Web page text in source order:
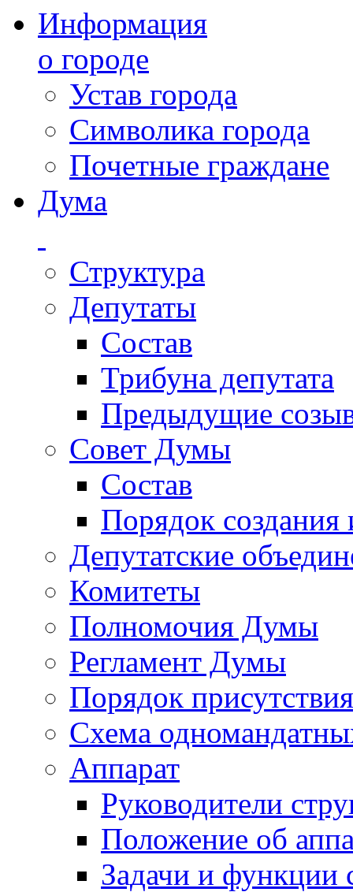
Информация
о городе
Устав города
Символика города
Почетные граждане
Дума
Структура
Депутаты
Состав
Трибуна депутата
Предыдущие
Совет Думы
Состав
Порядок создания
Депутатские
Комитеты
Полномочия Думы
Регламент Думы
Порядок
Схема
Аппарат
Руководители
Положение об
Задачи и функции